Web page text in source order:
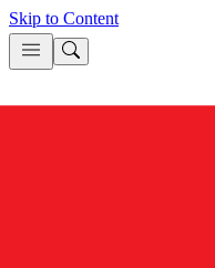
Skip to Content